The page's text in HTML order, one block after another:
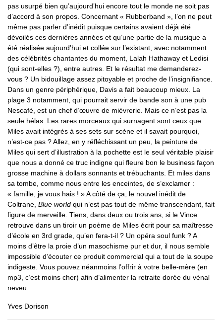
pas usurpé bien qu’aujourd’hui encore tout le monde ne soit pas
d’accord à son propos. Concernant « Rubberband », l’on ne peut
même pas parler d’inédit puisque certains avaient déjà été
dévoilés ces dernières années et qu’une partie de la musique a
été réalisée aujourd’hui et collée sur l’existant, avec notamment
des célébrités chantantes du moment, Lalah Hathaway et Ledisi
(qui sont-elles ?), entre autres. Et le résultat me demanderez-
vous ? Un bidouillage assez pitoyable et proche de l’insignifiance.
Dans un genre périphérique, Davis a fait beaucoup mieux. La
plage 3 notamment, qui pourrait servir de bande son à une pub
Nescafé, est un chef d’œuvre de mièvrerie. Mais ce n’est pas la
seule hélas. Les rares morceaux qui surnagent sont ceux que
Miles avait intégrés à ses sets sur scène et il savait pourquoi,
n’est-ce pas ? Allez, en y réfléchissant un peu, la peinture de
Miles qui sert d’illustration à la pochette est le seul véritable plaisir
que nous a donné ce truc indigne qui fleure bon le business façon
grosse machine à dollars sonnants et trébuchants. Et miles dans
sa tombe, comme nous entre les enceintes, de s’exclamer :
« famille, je vous hais ! » A côté de ça, le nouvel inédit de
Coltrane, Blue world qui n’est pas tout de même transcendant, fait
figure de merveille. Tiens, dans deux ou trois ans, si le Vince
retrouve dans un tiroir un poème de Miles écrit pour sa maîtresse
d’école en 3rd grade, qu’en fera-t-il ? Un opéra soul funk ? A
moins d’être la proie d’un masochisme pur et dur, il nous semble
impossible d’écouter ce produit commercial qui a tout de la soupe
indigeste. Vous pouvez néanmoins l’offrir à votre belle-mère (en
mp3, c’est moins cher) afin d’alimenter la retraite dorée du vénal
neveu.
Yves Dorison